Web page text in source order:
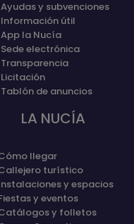
Ayudas y subvenciones
Información útil
App la Nucía
Sede electrónica
Transparencia
Licitación
Tablón de anuncios
LA NUCÍA
llegar
turístico
y espacios
y eventos
y folletos